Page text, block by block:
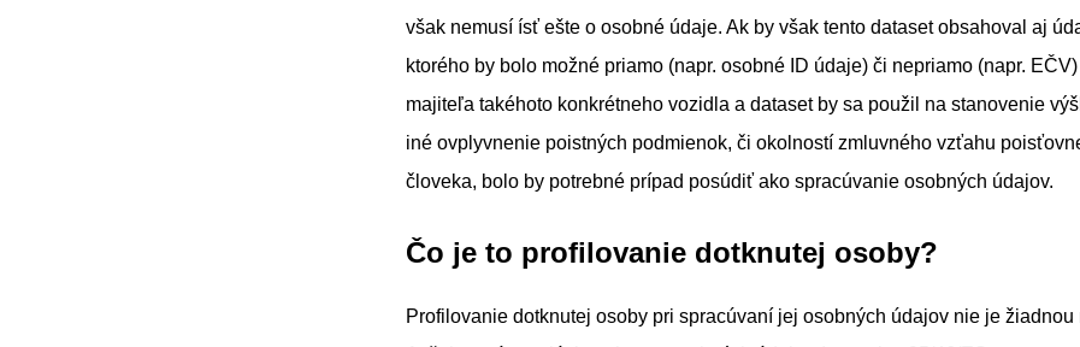
však nemusí ísť ešte o osobné údaje. Ak by však tento dataset obsahoval aj
ktorého by bolo možné priamo (napr. osobné ID údaje) či nepriamo (napr.
majiteľa takéhoto konkrétneho vozidla a dataset by sa použil na stanovenie
iné ovplyvnenie poistných podmienok, či okolností zmluvného vzťahu
človeka, bolo by potrebné prípad posúdiť ako spracúvanie osobných údajov.
Čo je to profilovanie dotknutej osoby?
Profilovanie dotknutej osoby pri spracúvaní jej osobných údajov nie je žiadnou